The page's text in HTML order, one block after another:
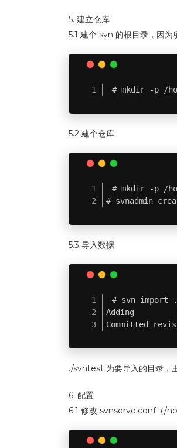
5. 建立仓库
5.1 建个 svn 的根目录，因
# mkdir -p /
5.2 建个仓库
# mkdir -p /
# svnadmin
5.3 导入数据
# svn import
Adding
Committed
./svntest 为要导入的目录，
6. 配置
6.1 修改 svnserve.conf（/